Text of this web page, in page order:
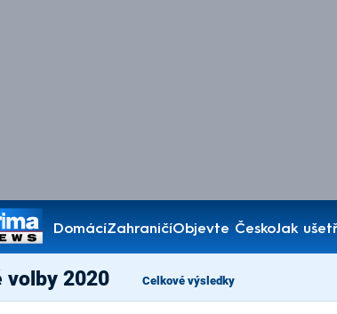
DomácíZahraničíObjevte ČeskoJak
Pořady
volby 2020 Celkové výsledky